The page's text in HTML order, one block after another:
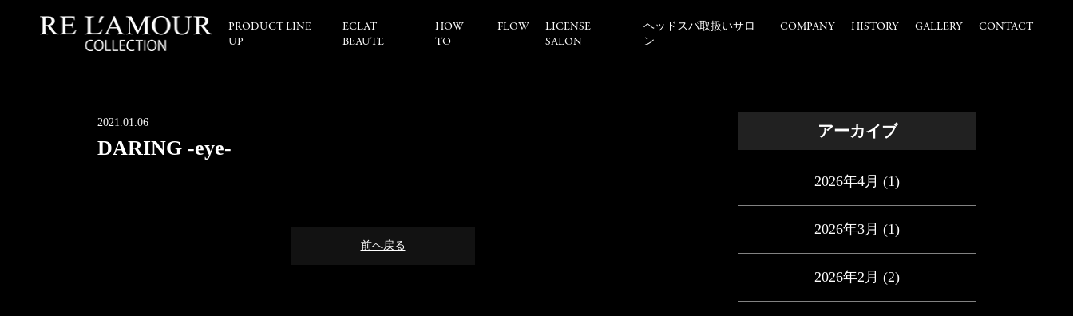
PRODUCT LINE
UP
ECLAT
BEAUTE
HOW
TO
FLOW
LICENSE
SALON
ヘッドスパ取扱いサロ
ン
COMPANY HISTORY GALLERY CONTACT
2021.01.06
DARING -eye-
前へ戻る
アーカイブ
2026年4月 (1)
2026年3月 (1)
2026年2月 (2)